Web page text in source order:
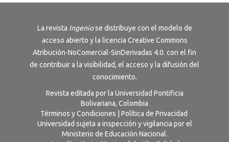
La revista Ingeniose distribuye con el modelo de
acceso abierto y la licencia Creative Commons
Atribución-NoComercial-SinDerivadas 4.0. con el fin
de contribuir a la visibilidad, el acceso y la difusión del
conocimiento.
Revista editada por la Universidad Pontificia
Bolivariana, Colombia
Términos y Condiciones
Política de Privacidad
Universidad sujeta a inspección y vigilancia por el
Ministerio de Educación Nacional.